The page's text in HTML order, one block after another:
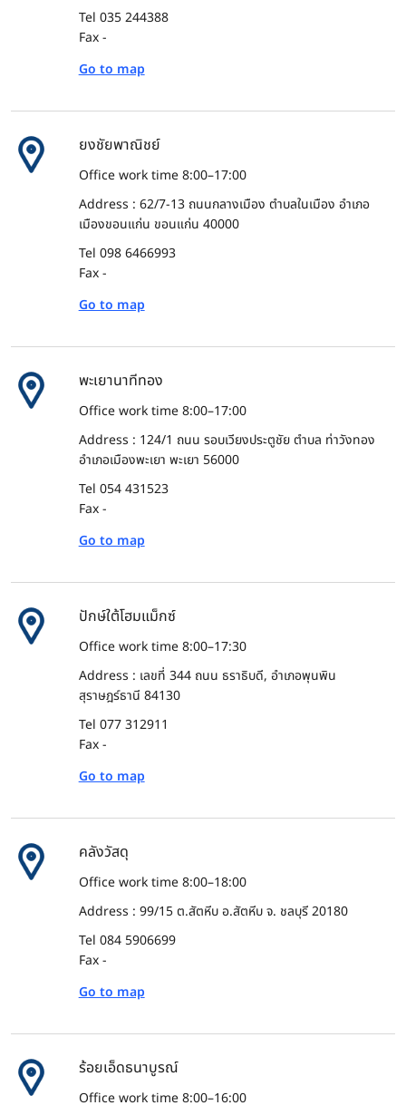
Tel 035 244388
Fax -
Go to map
ยงชัยพาณิชย์
Office work time 8:00–17:00
Address : 62/7-13 ถนนกลางเมือง ตำบลในเมือง อำเภอ
เมืองขอนแก่น ขอนแก่น 40000
Tel 098 6466993
Fax -
Go to map
พะเยานาทีทอง
Office work time 8:00–17:00
Address : 124/1 ถนน รอบเวียงประตูชัย ตำบล ท่าวังทอง
อำเภอเมืองพะเยา พะเยา 56000
Tel 054 431523
Fax -
Go to map
ปักษ์ใต้โฮมแม็กซ์
Office work time 8:00–17:30
Address : เลขที่ 344 ถนน ธราธิบดี, อำเภอพุนพิน
สุราษฎร์ธานี 84130
Tel 077 312911
Fax -
Go to map
คลังวัสดุ
Office work time 8:00–18:00
Address : 99/15 ต.สัตหีบ อ.สัตหีบ จ. ชลบุรี 20180
Tel 084 5906699
Fax -
Go to map
ร้อยเอ็ดธนาบูรณ์
Office work time 8:00–16:00